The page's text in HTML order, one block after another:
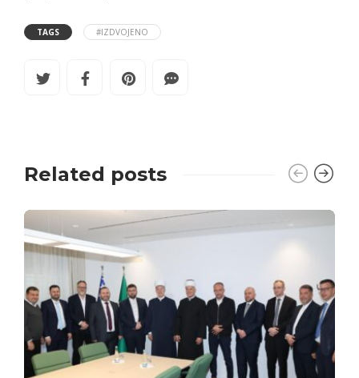
TAGS #IZDVOJENO
Related posts